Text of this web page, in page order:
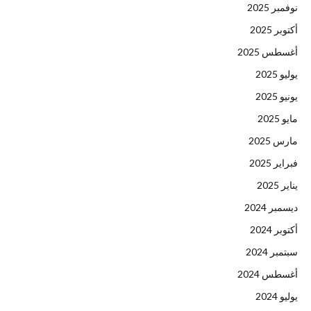
نوفمبر 2025
أكتوبر 2025
أغسطس 2025
يوليو 2025
يونيو 2025
مايو 2025
مارس 2025
فبراير 2025
يناير 2025
ديسمبر 2024
أكتوبر 2024
سبتمبر 2024
أغسطس 2024
يوليو 2024